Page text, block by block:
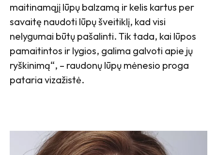
maitinamąjį lūpų balzamą ir kelis kartus per
savaitę naudoti lūpų šveitiklį, kad visi
nelygumai būtų pašalinti. Tik tada, kai lūpos
pamaitintos ir lygios, galima galvoti apie jų
ryškinimą“, – raudonų lūpų mėnesio proga
pataria vizažistė.